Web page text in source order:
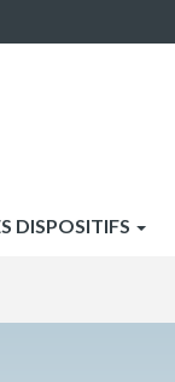
DISPOSITIFS